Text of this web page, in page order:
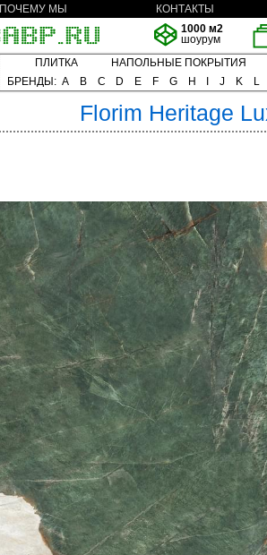
ПОЧЕМУ МЫ
КОНТАКТЫ
1000 м2
шоурум
ПЛИТКА
НАПОЛЬНЫЕ ПОКРЫТИЯ
БРЕНДЫ: A B C D E F G H J K L
Florim Heritage